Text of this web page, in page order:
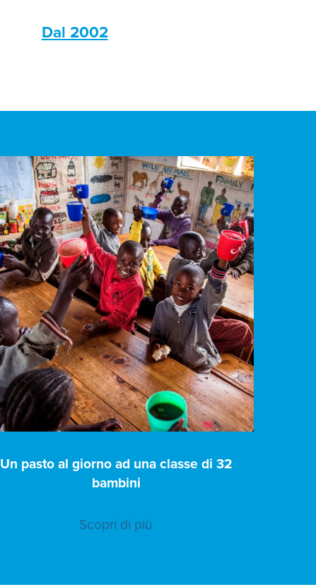
Dal 2002
Un pasto al giorno ad una classe di 32
bambini
Scopri di più